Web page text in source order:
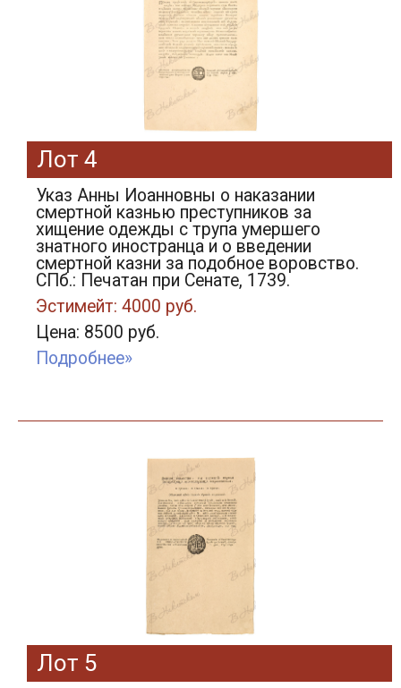
Лот 4
Указ Анны Иоанновны о наказании
смертной казнью преступников за
хищение одежды с трупа умершего
знатного иностранца и о введении
смертной казни за подобное воровство.
СПб.: Печатан при Сенате, 1739.
Эстимейт: 4000 руб.
Цена: 8500 руб.
Подробнее»
Лот 5